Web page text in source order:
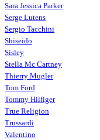
Sara Jessica Parker
Serge Lutens
Sergio Tacchini
Shiseido
Sisley
Stella Mc Cartney
Thierry Mugler
Tom Ford
Tommy Hilfiger
True Religion
Trussardi
Valentino